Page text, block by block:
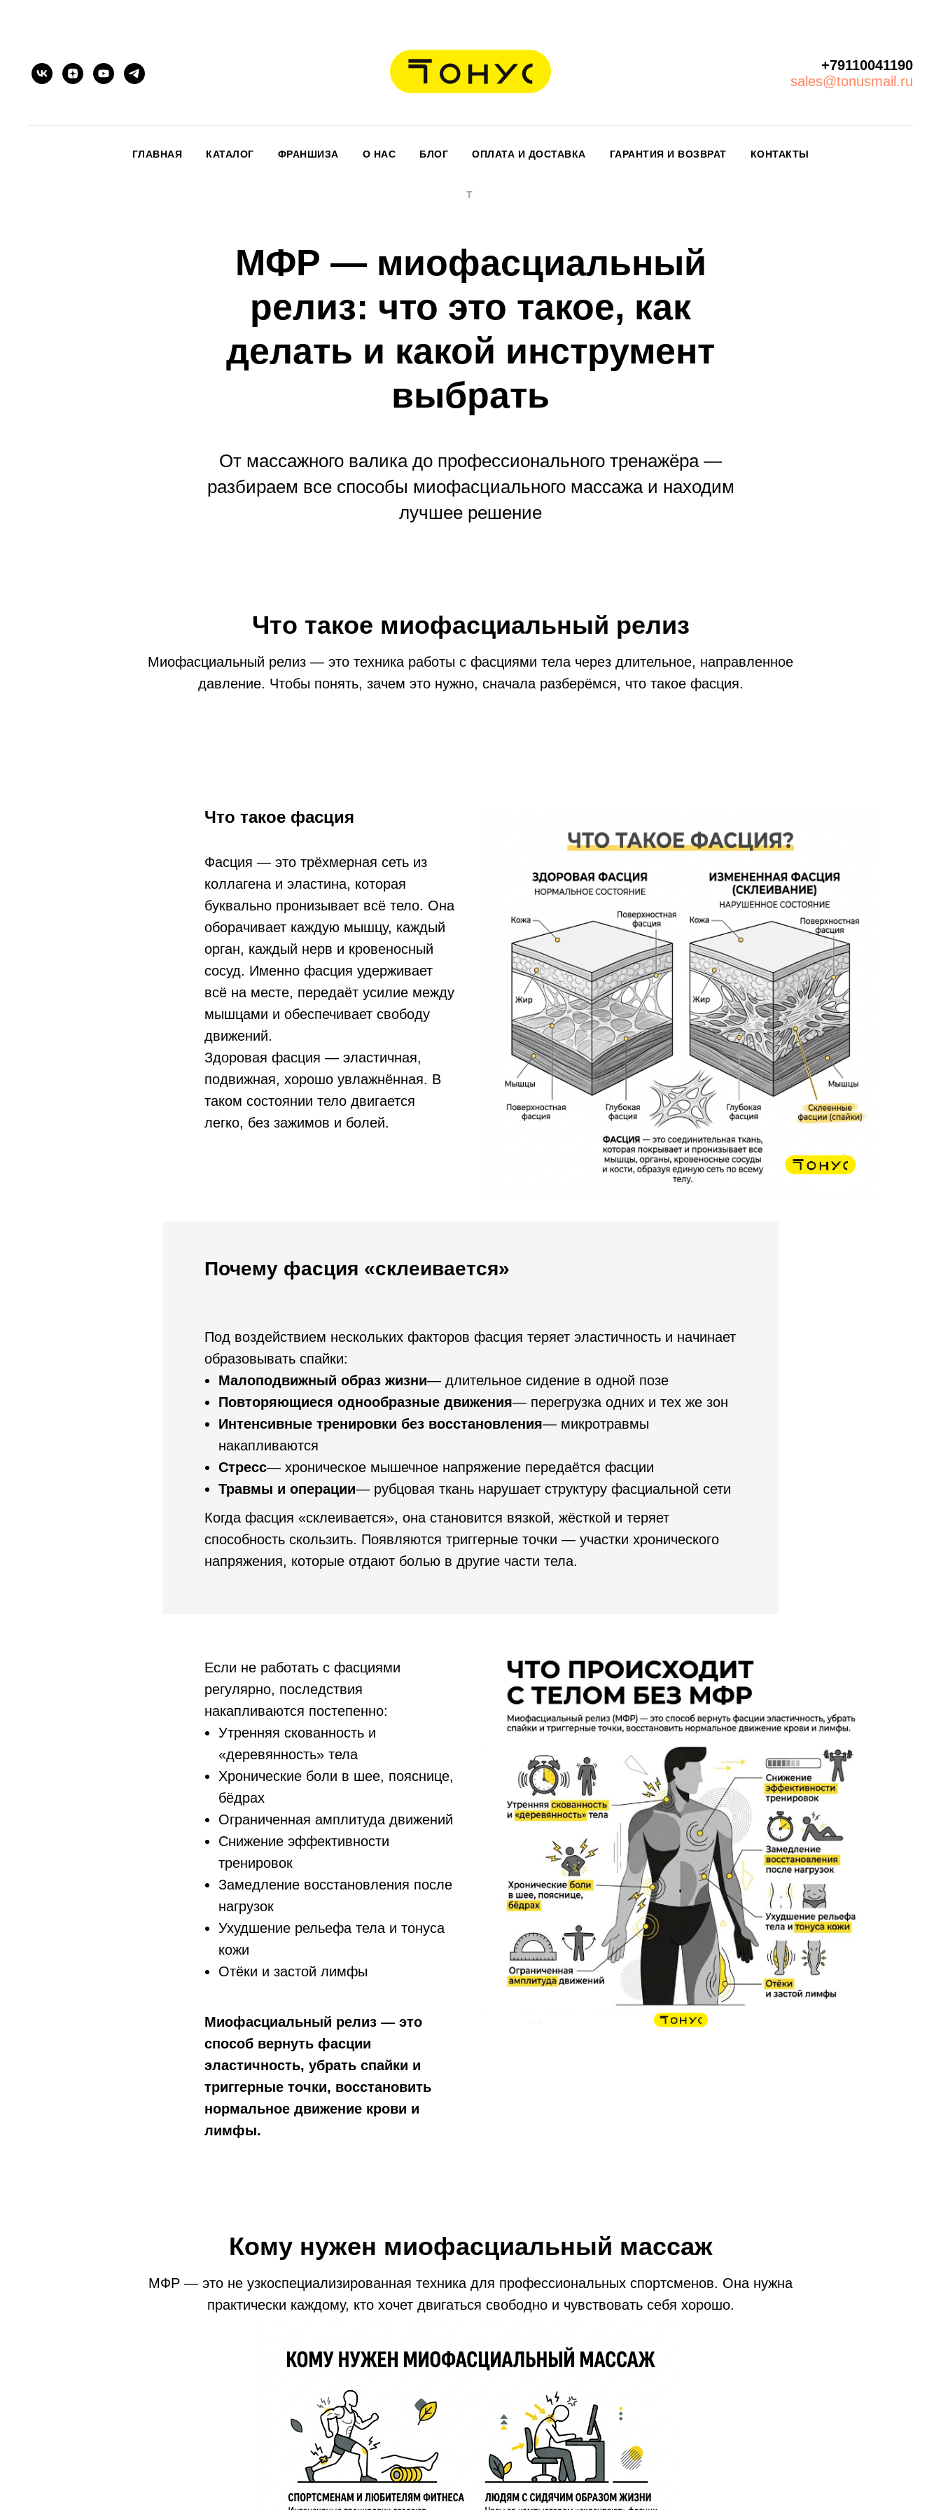
+79110041190
sales@tonusmail.ru
ГЛАВНАЯ КАТАЛОГ ФРАНШИЗА О НАС БЛОГ ОПЛАТА И ДОСТАВКА ГАРАНТИЯ И ВОЗВРАТ КОНТАКТЫ
T
МФР — миофасциальный
релиз: что это такое, как
делать и какой инструмент
выбрать
От массажного валика до профессионального тренажёра —
разбираем все способы миофасциального массажа и находим
лучшее решение
Что такое миофасциальный релиз
Миофасциальный релиз — это техника работы с фасциями тела через длительное, направленное
давление. Чтобы понять, зачем это нужно, сначала разберёмся, что такое фасция.
Что такое фасция
Фасция — это трёхмерная сеть из
коллагена и эластина, которая
буквально пронизывает всё тело. Она
оборачивает каждую мышцу, каждый
орган, каждый нерв и кровеносный
сосуд. Именно фасция удерживает
всё на месте, передаёт усилие между
мышцами и обеспечивает свободу
движений.
Здоровая фасция — эластичная,
подвижная, хорошо увлажнённая. В
таком состоянии тело двигается
легко, без зажимов и болей.
Почему фасция «склеивается»
Под воздействием нескольких факторов фасция теряет эластичность и начинает
образовывать спайки:
Малоподвижный образ жизни— длительное сидение в одной позе
Повторяющиеся однообразные движения— перегрузка одних и тех же зон
Интенсивные тренировки без восстановления— микротравмы
накапливаются
Стресс— хроническое мышечное напряжение передаётся фасции
Травмы и операции— рубцовая ткань нарушает структуру фасциальной сети
Когда фасция «склеивается», она становится вязкой, жёсткой и теряет
способность скользить. Появляются триггерные точки — участки хронического
напряжения, которые отдают болью в другие части тела.
Если не работать с фасциями
регулярно, последствия
накапливаются постепенно:
Утренняя скованность и
«деревянность» тела
Хронические боли в шее, пояснице,
бёдрах
Ограниченная амплитуда движений
Снижение эффективности
тренировок
Замедление восстановления после
нагрузок
Ухудшение рельефа тела и тонуса
кожи
Отёки и застой лимфы
Миофасциальный релиз — это
способ вернуть фасции
эластичность, убрать спайки и
триггерные точки, восстановить
нормальное движение крови и
лимфы.
Кому нужен миофасциальный массаж
МФР — это не узкоспециализированная техника для профессиональных спортсменов. Она нужна
практически каждому, кто хочет двигаться свободно и чувствовать себя хорошо.